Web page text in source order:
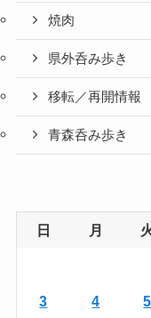
焼肉
県外呑み歩き
移転／再開情報
青森呑み歩き
日 月
3 4 5